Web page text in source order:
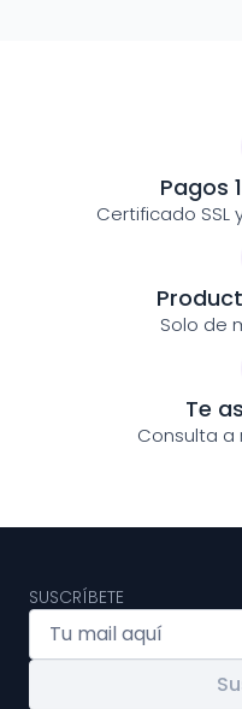
Pagos
Certificado
Solo de
Te
Consulta a
SUSCRÍBETE